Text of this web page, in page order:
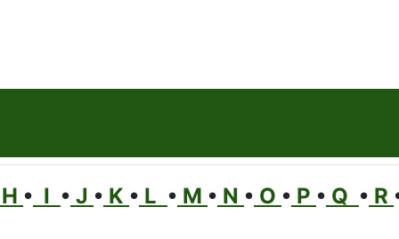
• I • J • K • L • M • N • O • P • Q • R